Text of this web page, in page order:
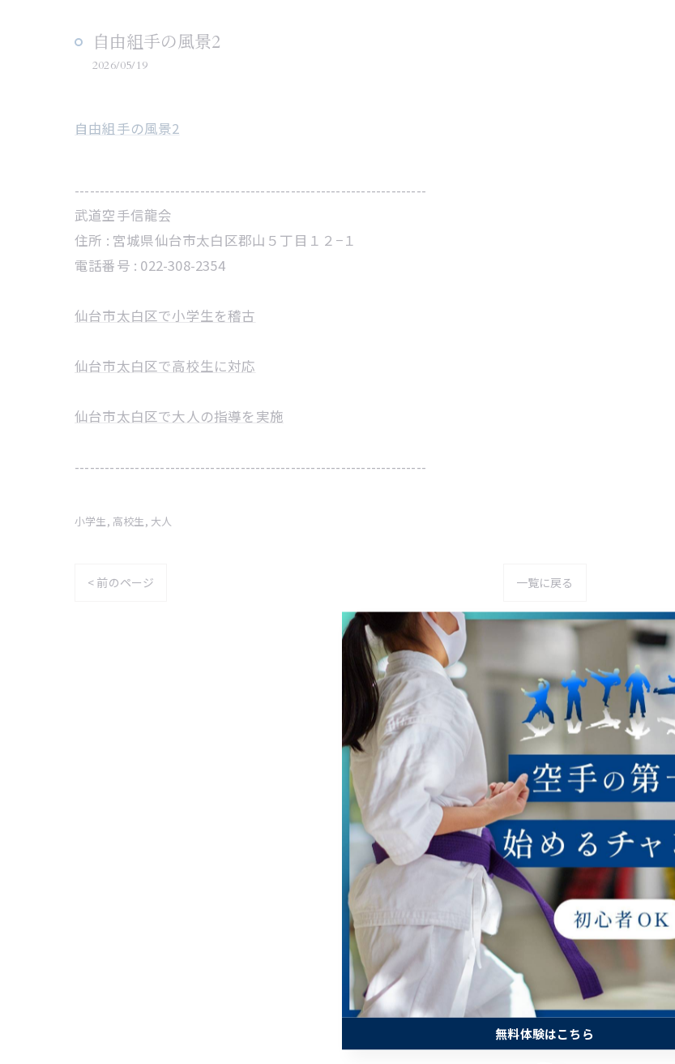
自由組手の風景2
2026/05/19
自由組手の風景2
----------------------------------------------------------------------
武道空手信龍会
住所 : 宮城県仙台市太白区郡山５丁目１２−１
電話番号 : 022-308-2354
仙台市太白区で小学生を稽古
仙台市太白区で高校生に対応
仙台市太白区で大人の指導を実施
----------------------------------------------------------------------
小学生 高校生 大人
< 前のページ 一覧に戻る
関連タグ
#茂庭台教室
無料体験はこちら